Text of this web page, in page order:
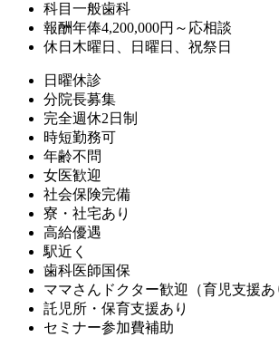
科目 一般歯科
報酬年俸4,200,000円～応相談
休日 木曜日、日曜日、祝祭日
日曜休診
分院長募集
完全週休2日制
時短勤務可
年齢不問
女医歓迎
社会保険完備
寮・社宅あり
高給優遇
駅近く
歯科医師国保
ママさんドクター歓迎（育児支援あ
託児所・保育支援あり
セミナー参加費補助